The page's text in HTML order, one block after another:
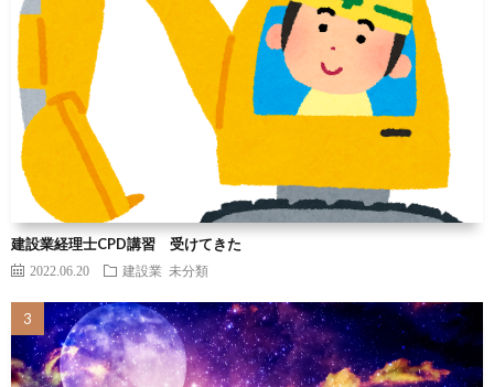
建設業経理士CPD講習 受けてきた
2022.06.20 建設業 未分類